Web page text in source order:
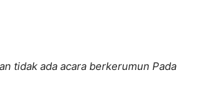
tidak ada acara berkerumun Pada